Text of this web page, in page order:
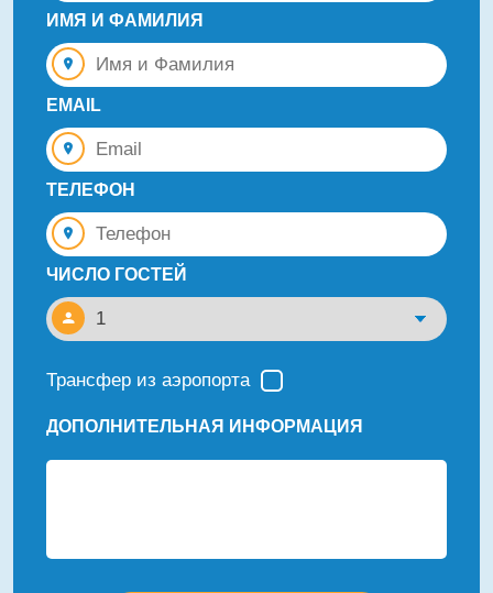
ИМЯ И ФАМИЛИЯ
EMAIL
ТЕЛЕФОН
ЧИСЛО ГОСТЕЙ
Трансфер из аэропорта
ДОПОЛНИТЕЛЬНАЯ ИНФОРМАЦИЯ